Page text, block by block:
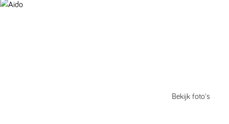
Bekijk foto's